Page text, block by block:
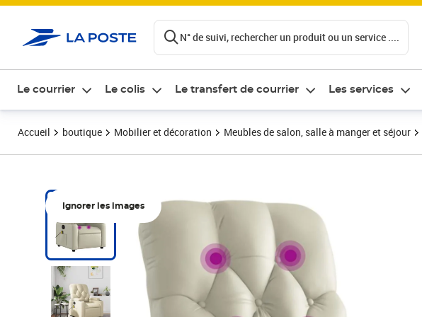
N° de suivi, rechercher un produit ou un service ....
Le courrier Le colis Le transfert de courrier Les services
Accueil boutique Mobilier et décoration Meubles de salon, salle à manger et séjour
Ignorer les images